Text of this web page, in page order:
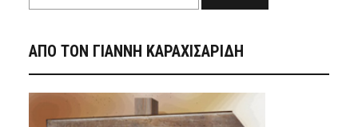
ΑΠΟ ΤΟΝ ΓΙΑΝΝΗ ΚΑΡΑΧΙΣΑΡΙΔΗ